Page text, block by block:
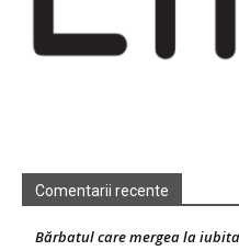
Comentarii recente
Bărbatul care mergea la